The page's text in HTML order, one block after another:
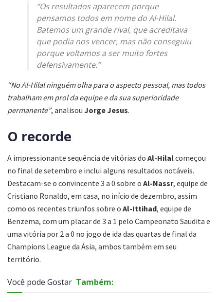
“Os resultados aparecem porque
pensamos todos em nome do Al-Hilal.
Batemos um grande rival, que acreditava
que podia nos vencer, mas não conseguiu
porque voltamos a ser muito fortes
defensivamente.”
“No Al-Hilal ninguém olha para o aspecto pessoal, mas todos
trabalham em prol da equipe e da sua superioridade
permanente”, analisou Jorge Jesus.
O recorde
A impressionante sequência de vitórias do Al-Hilalcomeçou
no final de setembro e inclui alguns resultados notáveis.
Destacam-se o convincente 3 a 0 sobre o Al-Nassr, equipe de
Cristiano Ronaldo, em casa, no início de dezembro, assim
como os recentes triunfos sobre o Al-Ittihad, equipe de
Benzema, com um placar de 3 a 1 pelo Campeonato Saudita e
uma vitória por 2 a 0 no jogo de ida das quartas de final da
Champions League da Ásia, ambos também em seu
território.
Você pode Gostar Também: